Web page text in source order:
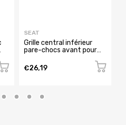
SEAT
Grille central inférieur
pare-chocs avant pour
2015, Neuve
€26,19